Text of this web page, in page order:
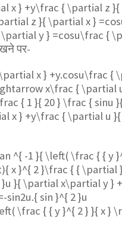
x } +y\frac { \partial z }{
z }{ \partial x }
y } =cosu\frac {
पर-
x } +y.cosu\frac {
x\frac { \partial
{ 1 }{ 20 } \frac { sinu
x } +y\frac { \partial u
^{ -1 }{ \left( \frac { { y
{ x }^{ 2 }\frac { { \partial
}{ \partial x\partial y }
sin2u.{ sin }^{ 2 }u
\frac { { y }^{ 2 } }{ x }